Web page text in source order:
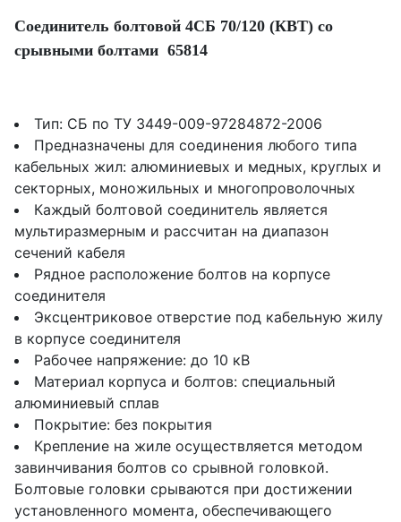
Соединитель болтовой 4СБ 70/120 (КВТ) со
срывными болтами 65814
Тип: СБ по ТУ 3449-009-97284872-2006
Предназначены для соединения любого типа
кабельных жил: алюминиевых и медных, круглых и
секторных, моножильных и многопроволочных
Каждый болтовой соединитель является
мультиразмерным и рассчитан на диапазон
сечений кабеля
Рядное расположение болтов на корпусе
соединителя
Эксцентриковое отверстие под кабельную жилу
в корпусе соединителя
Рабочее напряжение: до 10 кВ
Материал корпуса и болтов: специальный
алюминиевый сплав
Покрытие: без покрытия
Крепление на жиле осуществляется методом
завинчивания болтов со срывной головкой.
Болтовые головки срываются при достижении
установленного момента, обеспечивающего